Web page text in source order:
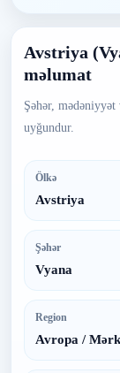
Avstriya
məlumat
Şəhər,
uyğundur.
Ölkə
Avstriya
Şəhər
Vyana
Region
Avropa /